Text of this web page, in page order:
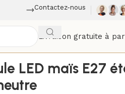
Contactez-nous
Livraison gratuite à
LED maïs E27